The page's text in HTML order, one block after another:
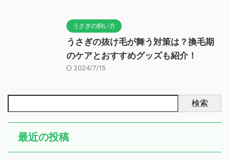
うさぎの飼い方
うさぎの抜け毛が舞う対策は？換毛期
のケアとおすすめグッズも紹介！
2024/7/15
検索
最近の投稿